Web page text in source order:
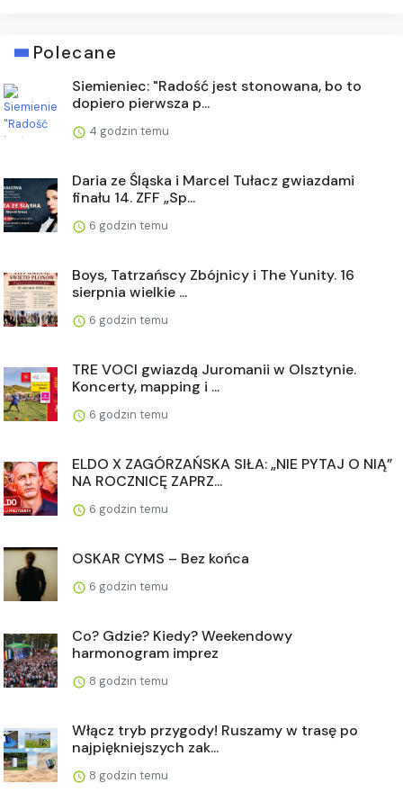
Polecane
Siemieniec: "Radość jest stonowana, bo to
dopiero pierwsza p...
4 godzin temu
Daria ze Śląska i Marcel Tułacz gwiazdami
finału 14. ZFF „Sp...
6 godzin temu
Boys, Tatrzańscy Zbójnicy i The Yunity. 16
sierpnia wielkie ...
6 godzin temu
TRE VOCI gwiazdą Juromanii w Olsztynie.
Koncerty, mapping i ...
6 godzin temu
ELDO X ZAGÓRZAŃSKA SIŁA: „NIE PYTAJ O NIĄ”
NA ROCZNICĘ ZAPRZ...
6 godzin temu
OSKAR CYMS – Bez końca
6 godzin temu
Co? Gdzie? Kiedy? Weekendowy
harmonogram imprez
8 godzin temu
Włącz tryb przygody! Ruszamy w trasę po
najpiękniejszych zak...
8 godzin temu